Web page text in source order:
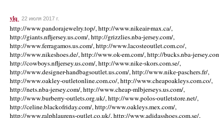
ylq 22 июля 2017 г.
http://www.pandorajewelry.top/, http://www.nikeair-max.ca/,
http://giants.nfljersey.us.com/, http://grizzlies.nba-jersey.com/,
http://www.ferragamos.us.com/, http://www.lacosteoutlet.com.co/,
http://www.nikeshoes.de/, http://www.ok-em.com/, http://bucks.nba-
http://cowboys.nfljersey.us.com/, http://www.nike-skors.com.se/,
http://www.designer-handbagsoutlet.us.com/, http://www.nike-paschers.fr/,
http://www.oakley-outletonline.com.co/, http://www.cheapoakleys.com.co/,
http://nets.nba-jersey.com/, http://www.cheap-mlbjerseys.us.com/,
http://www.burberry-outlets.org.uk/, http://www.polos-outletstore.net/,
http://celine.blackofriday.com/, http://www.oakleys.mex.com/,
http://www.ralphlaurens-outlet.co.uk/, http://www.adidasshoes.com.se/,